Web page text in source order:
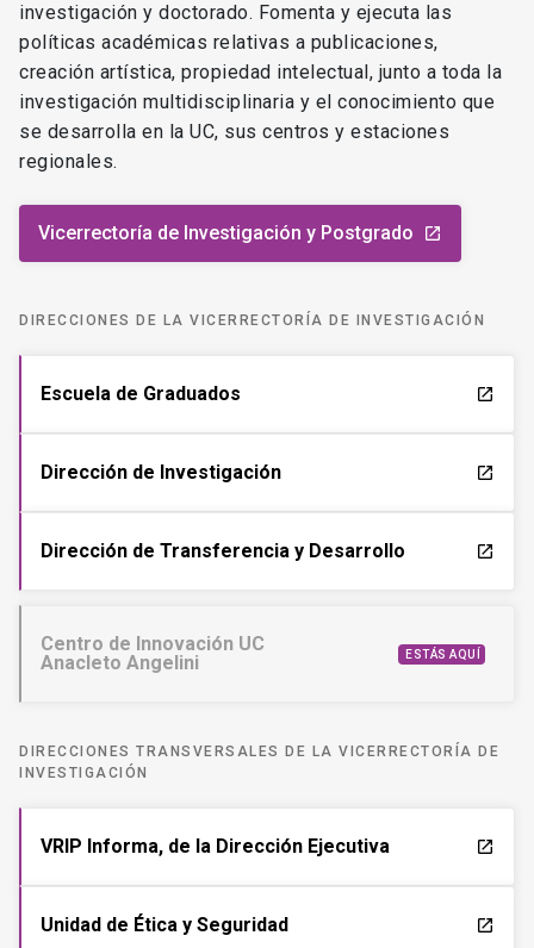
investigación y doctorado. Fomenta y ejecuta las
políticas académicas relativas a publicaciones,
creación artística, propiedad intelectual, junto a toda la
investigación multidisciplinaria y el conocimiento que
se desarrolla en la UC, sus centros y estaciones
regionales.
Vicerrectoría de Investigación y Postgrado launch
DIRECCIONES DE LA VICERRECTORÍA DE INVESTIGACIÓN
Escuela de Graduados launch
Dirección de Investigación launch
Dirección de Transferencia y Desarrollo launch
Centro de Innovación UC
Anacleto Angelini
ESTÁS AQUÍ
DIRECCIONES TRANSVERSALES DE LA VICERRECTORÍA DE
INVESTIGACIÓN
VRIP Informa, de la Dirección Ejecutiva launch
Unidad de Ética y Seguridad launch